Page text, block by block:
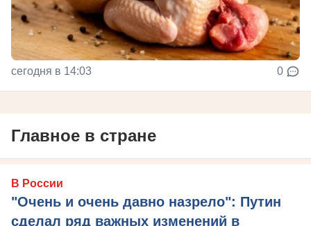
сегодня в 14:03 0
Главное в стране
В России
"Очень и очень давно назрело": Путин
сделал ряд важных изменений в